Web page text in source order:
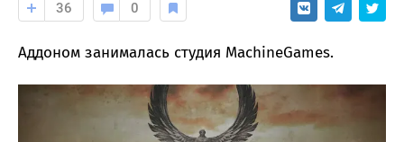
36 0
Аддоном занималась студия MachineGames.